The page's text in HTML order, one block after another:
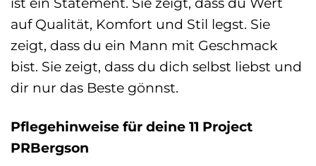
auf Qualität, Komfort und Stil legst. Sie
zeigt, dass du ein Mann mit Geschmack
bist. Sie zeigt, dass du dich selbst liebst und
dir nur das Beste gönnst.
Pflegehinweise für deine 11 Project
PRBergson